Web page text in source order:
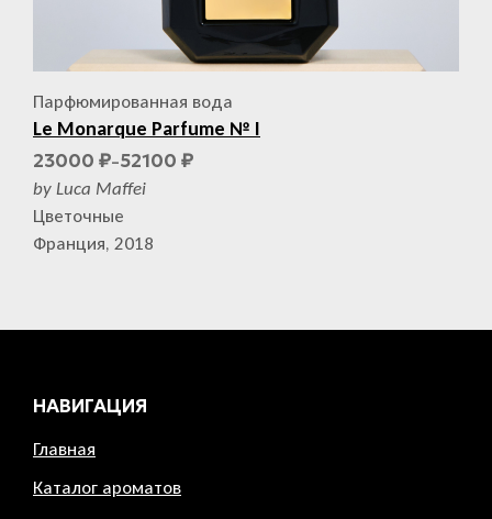
Парфюмированная вода
Le Monarque Parfume № I
23000 ₽–52100 ₽
by Luca Maffei
Цветочные
Франция, 2018
НАВИГАЦИЯ
Главная
Каталог ароматов